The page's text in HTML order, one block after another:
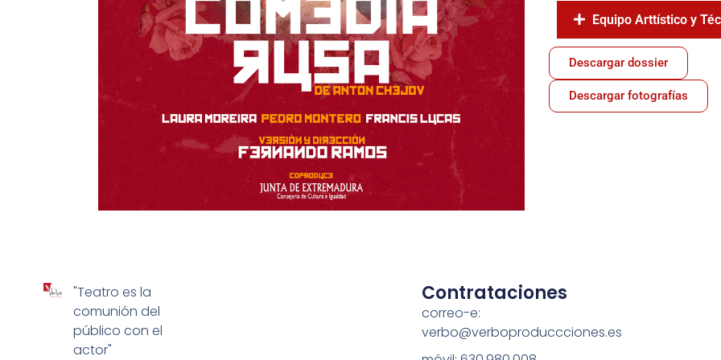
Equipo Arttístico y
Descargar dossier
Descargar fotografías
"Teatro es la
comunión del
público con el
actor"
Contrataciones
correo-e:
verbo@verboproduccciones.es